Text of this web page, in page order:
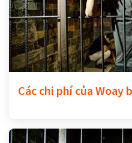
Các chi phí của Woay